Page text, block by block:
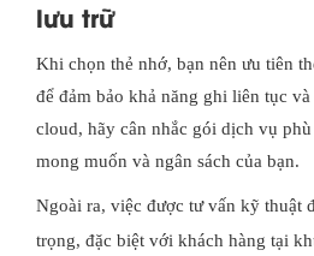
lưu trữ
Khi chọn thẻ nhớ, bạn nên ưu tiên
để đảm bảo khả năng ghi liên tục
cloud, hãy cân nhắc gói dịch vụ
mong muốn và ngân sách của bạn.
Ngoài ra, việc được tư vấn kỹ thuật
trọng, đặc biệt với khách hàng tại